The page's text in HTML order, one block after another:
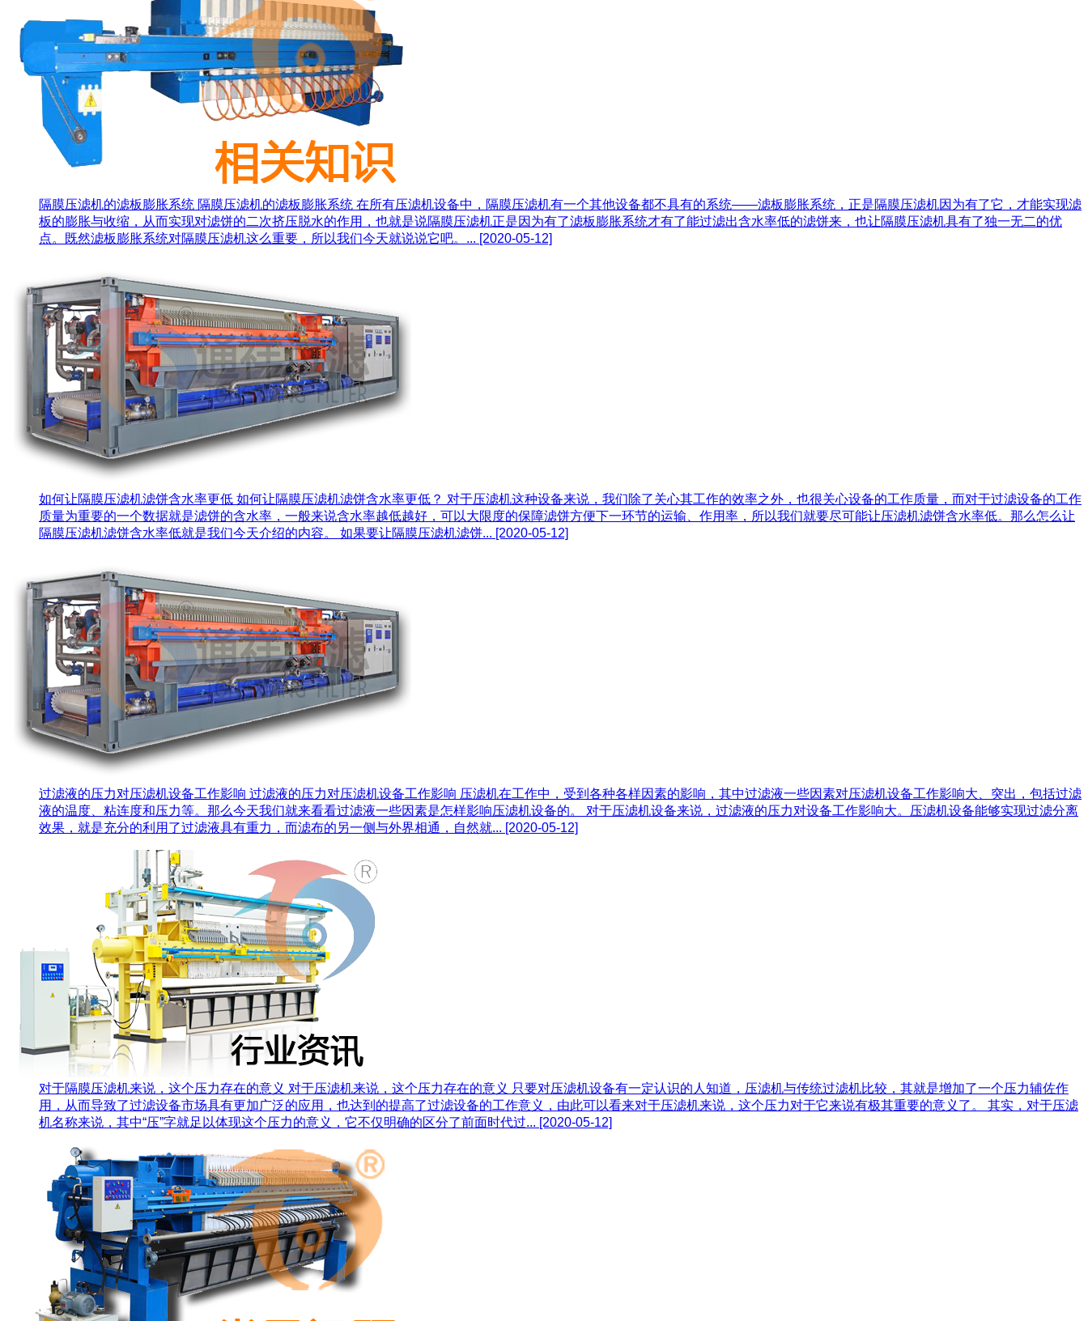
隔膜压滤机的滤板膨胀系统 隔膜压滤机的滤板膨胀系统 在所有压滤机设备中，隔膜压滤机有一个其他设备都不具有的系统——滤板膨胀系统，正是隔膜压滤机因为有了它，才能实现滤
板的膨胀与收缩，从而实现对滤饼的二次挤压脱水的作用，也就是说隔膜压滤机正是因为有了滤板膨胀系统才有了能过滤出含水率低的滤饼来，也让隔膜压滤机具有了独一无二的优
点。既然滤板膨胀系统对隔膜压滤机这么重要，所以我们今天就说说它吧。... [2020-05-12]
如何让隔膜压滤机滤饼含水率更低 如何让隔膜压滤机滤饼含水率更低？ 对于压滤机这种设备来说，我们除了关心其工作的效率之外，也很关心设备的工作质量，而对于过滤设备的工作
质量为重要的一个数据就是滤饼的含水率，一般来说含水率越低越好，可以大限度的保障滤饼方便下一环节的运输、作用率，所以我们就要尽可能让压滤机滤饼含水率低。那么怎么让
隔膜压滤机滤饼含水率低就是我们今天介绍的内容。 如果要让隔膜压滤机滤饼... [2020-05-12]
过滤液的压力对压滤机设备工作影响 过滤液的压力对压滤机设备工作影响 压滤机在工作中，受到各种各样因素的影响，其中过滤液一些因素对压滤机设备工作影响大、突出，包括过滤
液的温度、粘连度和压力等。那么今天我们就来看看过滤液一些因素是怎样影响压滤机设备的。 对于压滤机设备来说，过滤液的压力对设备工作影响大。压滤机设备能够实现过滤分离
效果，就是充分的利用了过滤液具有重力，而滤布的另一侧与外界相通，自然就... [2020-05-12]
对于隔膜压滤机来说，这个压力存在的意义 对于压滤机来说，这个压力存在的意义 只要对压滤机设备有一定认识的人知道，压滤机与传统过滤机比较，其就是增加了一个压力辅佐作
用，从而导致了过滤设备市场具有更加广泛的应用，也达到的提高了过滤设备的工作意义，由此可以看来对于压滤机来说，这个压力对于它来说有极其重要的意义了。 其实，对于压滤
机名称来说，其中“压”字就足以体现这个压力的意义，它不仅明确的区分了前面时代过... [2020-05-12]